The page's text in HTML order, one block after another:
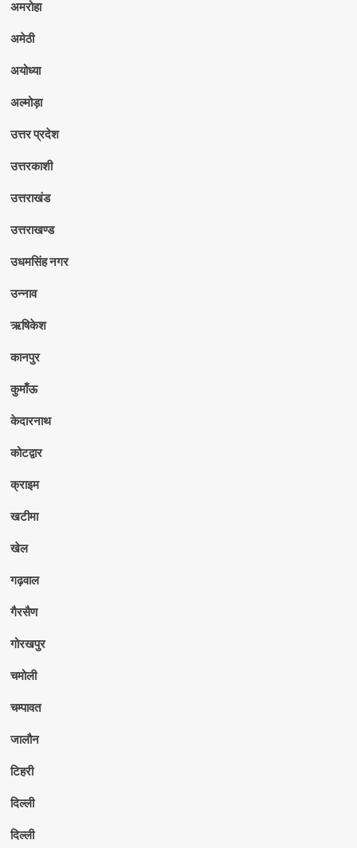
अमरोहा
अमेठी
अयोध्या
अल्मोड़ा
उत्तर प्रदेश
उत्तरकाशी
उत्तराखंड
उत्तराखण्ड
उधमसिंह नगर
उन्नाव
ऋषिकेश
कानपुर
कुमाँऊ
केदारनाथ
कोटद्वार
क्राइम
खटीमा
खेल
गढ़वाल
गैरसैण
गोरखपुर
चमोली
चम्पावत
जालौन
टिहरी
दिल्ली
दिल्ली